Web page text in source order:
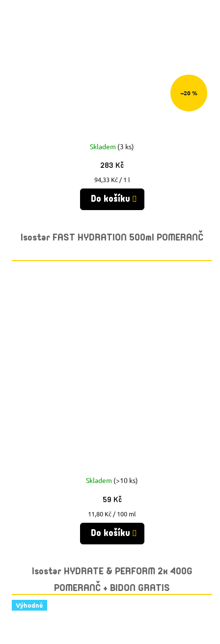
–20 %
Skladem (3 ks)
283 Kč
Měrná
cena:
94,33 Kč / 1 l
Do košíku
Isostar FAST HYDRATION 500ml POMERANČ
Skladem (>10 ks)
59 Kč
Měrná
cena:
11,80 Kč / 100 ml
Do košíku
Isostar HYDRATE & PERFORM 2x 400G
POMERANČ + BIDON GRATIS
Výhodné